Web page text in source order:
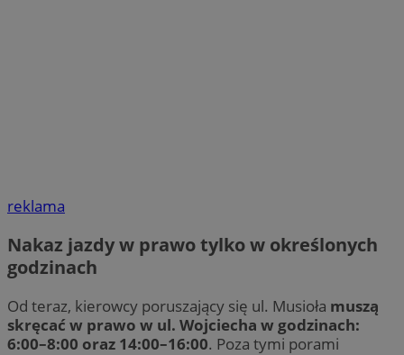
reklama
Nakaz jazdy w prawo tylko w określonych
godzinach
Od teraz, kierowcy poruszający się ul. Musioła muszą
skręcać w prawo w ul. Wojciecha w godzinach:
6:00–8:00 oraz 14:00–16:00. Poza tymi porami